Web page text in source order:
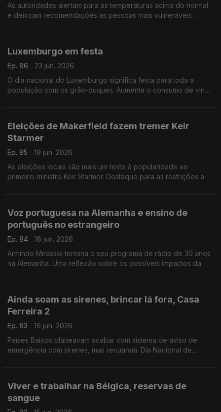
As autoridades alertam para as temperaturas acima do normal
e deixcam recomendações às pessoas mais vulneráveis.
Luxemburgo em festa
Ep. 86
23 jun. 2026
O dia nacional do Luxemburgo significa festa para toda a
população com os grão-duques. Aumenta o consumo de vinho
Eleições de Makerfield fazem tremer Keir
Starmer
Ep. 85
19 jun. 2026
As eleições locais são mais um teste à popularidade ao
primeiro-ministro Keir Starmer. Destaque para as restrições a
Voz portuguesa na Alemanha e ensino de
português no estrangeiro
Ep. 84
18 jun. 2026
Armindo Mirassol termina o seu programa de rádio de 30 anos
na Alemanha. Uma reflexão sobre os possíveis impactos da
Ainda soam as sirenes, brincar lá fora, Casa
Ferreira 2
Ep. 83
16 jun. 2026
Países Baixos planeavam acabar com sistema de aviso de
emergência com sirenes, mas recuaram. Dia Nacional de
Viver e trabalhar na Bélgica, reservas de
sangue